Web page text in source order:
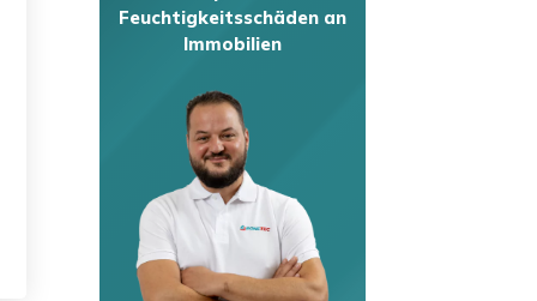
Feuchtigkeitsschäden an
Immobilien